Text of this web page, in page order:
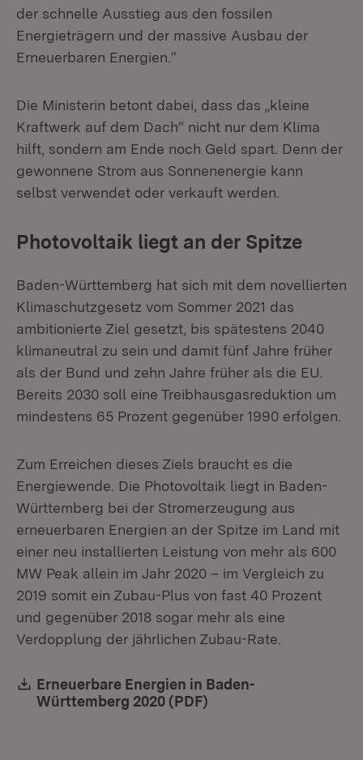
der schnelle Ausstieg aus den fossilen
Energieträgern und der massive Ausbau der
Erneuerbaren Energien.“
Die Ministerin betont dabei, dass das „kleine
Kraftwerk auf dem Dach“ nicht nur dem Klima
hilft, sondern am Ende noch Geld spart. Denn der
gewonnene Strom aus Sonnenenergie kann
selbst verwendet oder verkauft werden.
Photovoltaik liegt an der Spitze
Baden-Württemberg hat sich mit dem novellierten
Klimaschutzgesetz vom Sommer 2021 das
ambitionierte Ziel gesetzt, bis spätestens 2040
klimaneutral zu sein und damit fünf Jahre früher
als der Bund und zehn Jahre früher als die EU.
Bereits 2030 soll eine Treibhausgasreduktion um
mindestens 65 Prozent gegenüber 1990 erfolgen.
Zum Erreichen dieses Ziels braucht es die
Energiewende. Die Photovoltaik liegt in Baden-
Württemberg bei der Stromerzeugung aus
erneuerbaren Energien an der Spitze im Land mit
einer neu installierten Leistung von mehr als 600
MW Peak allein im Jahr 2020 – im Vergleich zu
2019 somit ein Zubau-Plus von fast 40 Prozent
und gegenüber 2018 sogar mehr als eine
Verdopplung der jährlichen Zubau-Rate.
Download:
Erneuerbare Energien in Baden-
Württemberg 2020 (PDF)